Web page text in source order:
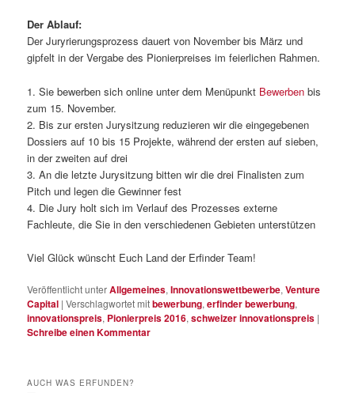
Der Ablauf:
Der Juryrierungsprozess dauert von November bis März und
gipfelt in der Vergabe des Pionierpreises im feierlichen Rahmen.
1. Sie bewerben sich online unter dem Menüpunkt Bewerben bis
zum 15. November.
2. Bis zur ersten Jurysitzung reduzieren wir die eingegebenen
Dossiers auf 10 bis 15 Projekte, während der ersten auf sieben,
in der zweiten auf drei
3. An die letzte Jurysitzung bitten wir die drei Finalisten zum
Pitch und legen die Gewinner fest
4. Die Jury holt sich im Verlauf des Prozesses externe
Fachleute, die Sie in den verschiedenen Gebieten unterstützen
Viel Glück wünscht Euch Land der Erfinder Team!
Veröffentlicht unterAllgemeines,Innovationswettbewerbe,Venture
Capital |Verschlagwortet mitbewerbung,erfinder bewerbung,
innovationspreis, Pionierpreis 2016,schweizer innovationspreis |
Schreibe einen Kommentar
AUCH WAS ERFUNDEN?